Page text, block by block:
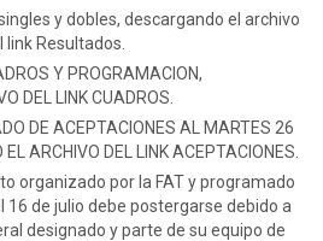
y dobles, descargando el archivo
link Resultados.
Y PROGRAMACION,
DEL LINK CUADROS.
DE ACEPTACIONES AL MARTES 26
ARCHIVO DEL LINK ACEPTACIONES.
organizado por la FAT y programado
16 de julio debe postergarse debido a
designado y parte de su equipo de